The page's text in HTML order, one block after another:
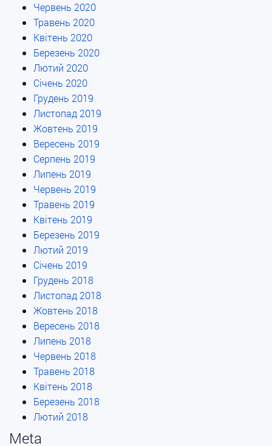
Червень 2020
Травень 2020
Квітень 2020
Березень 2020
Лютий 2020
Січень 2020
Грудень 2019
Листопад 2019
Жовтень 2019
Вересень 2019
Серпень 2019
Липень 2019
Червень 2019
Травень 2019
Квітень 2019
Березень 2019
Лютий 2019
Січень 2019
Грудень 2018
Листопад 2018
Жовтень 2018
Вересень 2018
Липень 2018
Червень 2018
Травень 2018
Квітень 2018
Березень 2018
Лютий 2018
Meta